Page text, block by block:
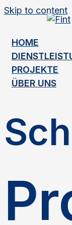
Skip to content
HOME
PROJEKTE
ÜBER UNS